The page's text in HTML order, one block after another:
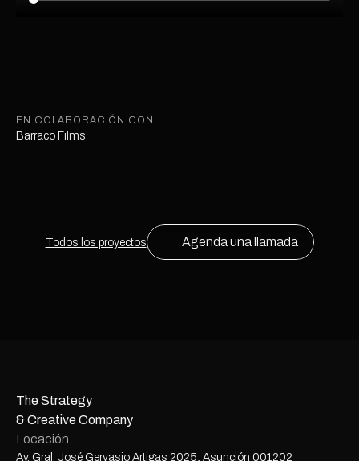
EN COLABORACIÓN CON
Barraco Films
Todos los proyectos Agenda una llamada
The Strategy
& Creative Company
Locación
Av. Gral. José Gervasio Artigas 2025, Asunción 001202